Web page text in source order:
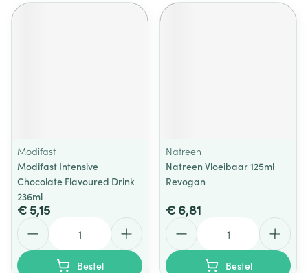
Modifast
Modifast Intensive
Chocolate Flavoured Drink
236ml
€ 5,15
Bestel
Natreen
Natreen Vloeibaar 125ml
Revogan
€ 6,81
Bestel